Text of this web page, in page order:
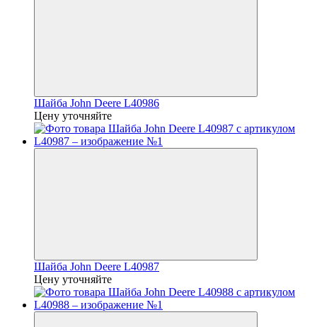
Шайба John Deere L40986
Цену уточняйте
Шайба John Deere L40987
Цену уточняйте